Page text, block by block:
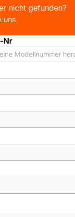
nicht gefunden?
uns
Nr
Modellnummer